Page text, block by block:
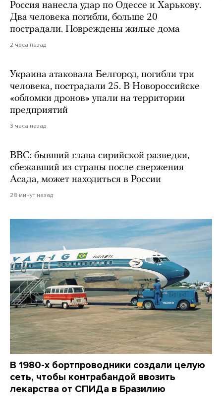
Россия нанесла удар по Одессе и Харькову.
Два человека погибли, больше 20
пострадали. Повреждены жилые дома
2 часа назад
Украина атаковала Белгород, погибли три
человека, пострадали 25. В Новороссийске
«обломки дронов» упали на территории
предприятий
3 часа назад
BBC: бывший глава сирийской разведки,
сбежавший из страны после свержения
Асада, может находиться в России
28 минут назад
В 1980-х бортпроводники создали целую
сеть, чтобы контрабандой ввозить
лекарства от СПИДа в Бразилию